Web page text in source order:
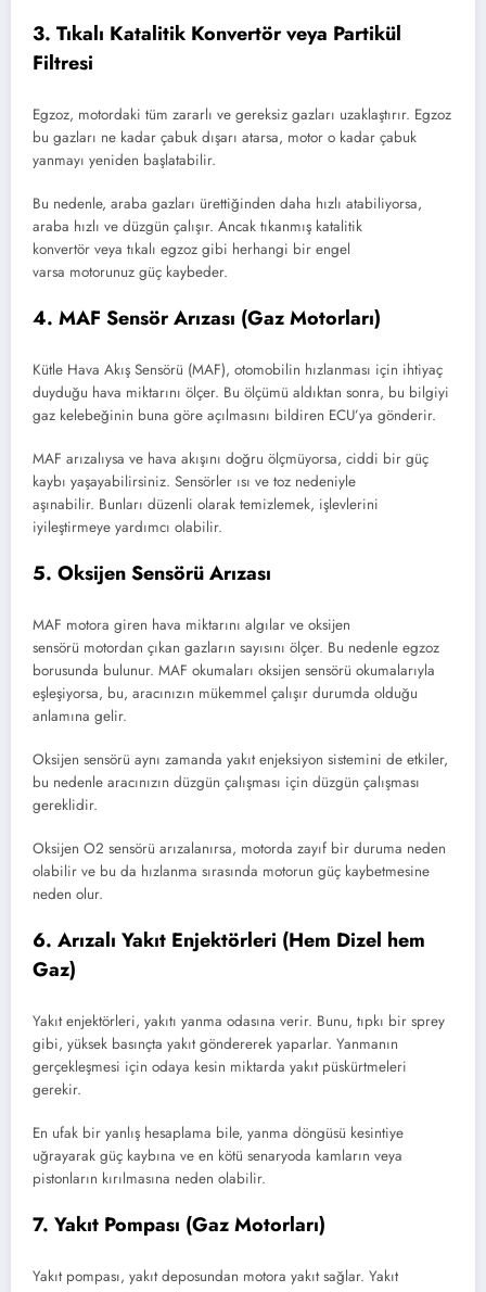
3. Tıkalı Katalitik Konvertör veya Partikül
Filtresi
Egzoz, motordaki tüm zararlı ve gereksiz gazları uzaklaştırır. Egzoz
bu gazları ne kadar çabuk dışarı atarsa, motor o kadar çabuk
yanmayı yeniden başlatabilir.
Bu nedenle, araba gazları ürettiğinden daha hızlı atabiliyorsa,
araba hızlı ve düzgün çalışır. Ancak tıkanmış katalitik
konvertör veya tıkalı egzoz gibi herhangi bir engel
varsa motorunuz güç kaybeder.
4. MAF Sensör Arızası (Gaz Motorları)
Kütle Hava Akış Sensörü (MAF), otomobilin hızlanması için ihtiyaç
duyduğu hava miktarını ölçer. Bu ölçümü aldıktan sonra, bu bilgiyi
gaz kelebeğinin buna göre açılmasını bildiren ECU’ya gönderir.
MAF arızalıysa ve hava akışını doğru ölçmüyorsa, ciddi bir güç
kaybı yaşayabilirsiniz. Sensörler ısı ve toz nedeniyle
aşınabilir. Bunları düzenli olarak temizlemek, işlevlerini
iyileştirmeye yardımcı olabilir.
5. Oksijen Sensörü Arızası
MAF motora giren hava miktarını algılar ve oksijen
sensörü motordan çıkan gazların sayısını ölçer. Bu nedenle egzoz
borusunda bulunur. MAF okumaları oksijen sensörü okumalarıyla
eşleşiyorsa, bu, aracınızın mükemmel çalışır durumda olduğu
anlamına gelir.
Oksijen sensörü aynı zamanda yakıt enjeksiyon sistemini de etkiler,
bu nedenle aracınızın düzgün çalışması için düzgün çalışması
gereklidir.
Oksijen O2 sensörü arızalanırsa, motorda zayıf bir duruma neden
olabilir ve bu da hızlanma sırasında motorun güç kaybetmesine
neden olur.
6. Arızalı Yakıt Enjektörleri (Hem Dizel hem
Gaz)
Yakıt enjektörleri, yakıtı yanma odasına verir. Bunu, tıpkı bir sprey
gibi, yüksek basınçta yakıt göndererek yaparlar. Yanmanın
gerçekleşmesi için odaya kesin miktarda yakıt püskürtmeleri
gerekir.
En ufak bir yanlış hesaplama bile, yanma döngüsü kesintiye
uğrayarak güç kaybına ve en kötü senaryoda kamların veya
pistonların kırılmasına neden olabilir.
7. Yakıt Pompası (Gaz Motorları)
Yakıt pompası, yakıt deposundan motora yakıt sağlar. Yakıt